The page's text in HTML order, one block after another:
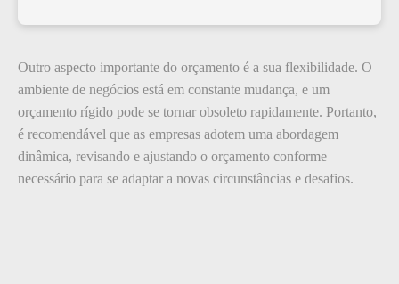
Outro aspecto importante do orçamento é a sua flexibilidade. O
ambiente de negócios está em constante mudança, e um
orçamento rígido pode se tornar obsoleto rapidamente. Portanto,
é recomendável que as empresas adotem uma abordagem
dinâmica, revisando e ajustando o orçamento conforme
necessário para se adaptar a novas circunstâncias e desafios.